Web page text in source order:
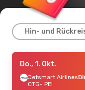
Hin- und
Fr., 11. Sept.
Jetsmart Airlines
CTG- PEI
Do., 1. Okt.
Jetsmart Airlines
CTG- PEI